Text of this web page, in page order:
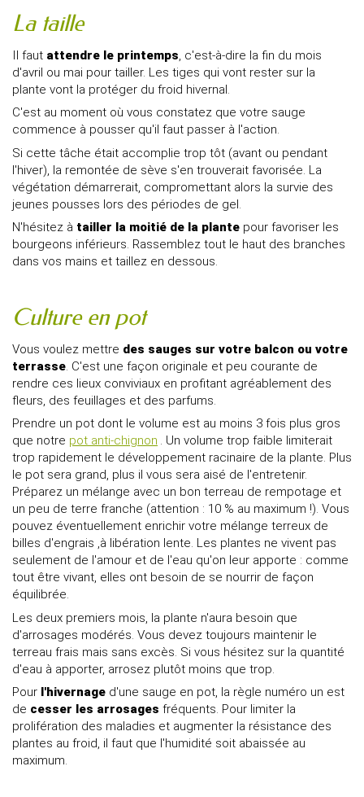
La taille
Il faut attendre le printemps, c'est-à-dire la fin du mois
d'avril ou mai pour tailler. Les tiges qui vont rester sur la
plante vont la protéger du froid hivernal.
C'est au moment où vous constatez que votre sauge
commence à pousser qu'il faut passer à l'action.
Si cette tâche était accomplie trop tôt (avant ou pendant
l'hiver), la remontée de sève s'en trouverait favorisée. La
végétation démarrerait, compromettant alors la survie des
jeunes pousses lors des périodes de gel.
N'hésitez à tailler la moitié de la plante pour favoriser les
bourgeons inférieurs. Rassemblez tout le haut des branches
dans vos mains et taillez en dessous.
Culture en pot
Vous voulez mettre des sauges sur votre balcon ou votre
terrasse. C'est une façon originale et peu courante de
rendre ces lieux conviviaux en profitant agréablement des
fleurs, des feuillages et des parfums.
Prendre un pot dont le volume est au moins 3 fois plus gros
que notre pot anti-chignon . Un volume trop faible limiterait
trop rapidement le développement racinaire de la plante. Plus
le pot sera grand, plus il vous sera aisé de l'entretenir.
Préparez un mélange avec un bon terreau de rempotage et
un peu de terre franche (attention : 10 % au maximum !). Vous
pouvez éventuellement enrichir votre mélange terreux de
billes d'engrais ,à libération lente. Les plantes ne vivent pas
seulement de l'amour et de l'eau qu'on leur apporte : comme
tout être vivant, elles ont besoin de se nourrir de façon
équilibrée.
Les deux premiers mois, la plante n'aura besoin que
d'arrosages modérés. Vous devez toujours maintenir le
terreau frais mais sans excès. Si vous hésitez sur la quantité
d'eau à apporter, arrosez plutôt moins que trop.
Pour l'hivernage d'une sauge en pot, la règle numéro un est
de cesser les arrosages fréquents. Pour limiter la
prolifération des maladies et augmenter la résistance des
plantes au froid, il faut que l'humidité soit abaissée au
maximum.